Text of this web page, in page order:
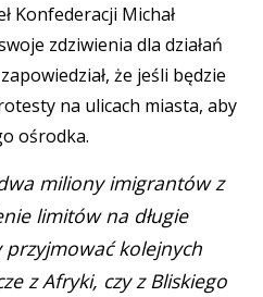
Konfederacji Michał
zdziwienia dla działań
że jeśli będzie
na ulicach miasta, aby
ośrodka.
miliony imigrantów z
limitów na długie
kolejnych
z Afryki, czy z Bliskiego